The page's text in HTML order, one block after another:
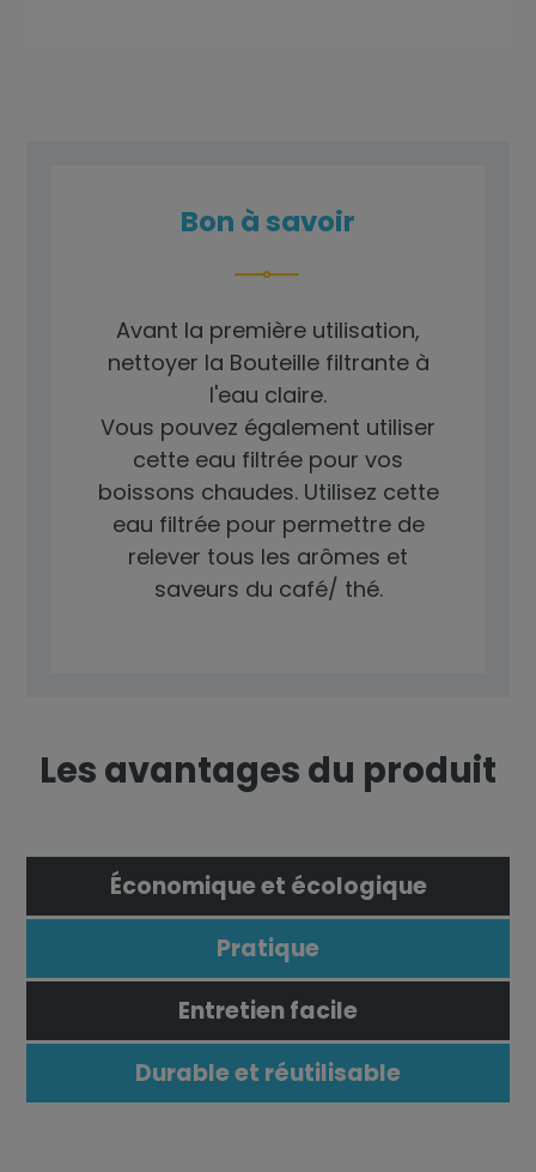
Bon à savoir
Avant la première utilisation,
nettoyer la Bouteille filtrante à
l'eau claire.
Vous pouvez également utiliser
cette eau filtrée pour vos
boissons chaudes. Utilisez cette
eau filtrée pour permettre de
relever tous les arômes et
saveurs du café/ thé.
Les avantages du produit
Économique et écologique
Pratique
Entretien facile
Durable et réutilisable